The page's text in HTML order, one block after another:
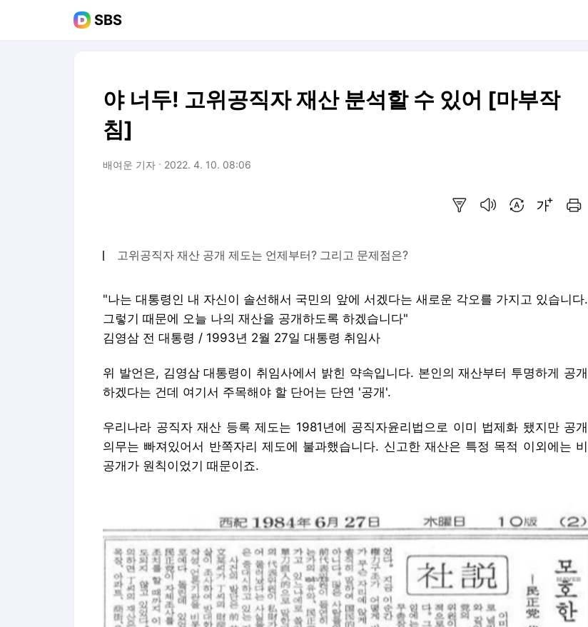
SBS
야 너두! 고위공직자 재산 분석할 수 있어 [마부작
침]
배여운 기자 2022. 4. 10. 08:06
고위공직자 재산 공개 제도는 언제부터? 그리고 문제점은?
"나는 대통령인 내 자신이 솔선해서 국민의 앞에 서겠다는 새로운 각오를 가지고 있습니다.
그렇기 때문에 오늘 나의 재산을 공개하도록 하겠습니다"
김영삼 전 대통령 / 1993년 2월 27일 대통령 취임사
위 발언은, 김영삼 대통령이 취임사에서 밝힌 약속입니다. 본인의 재산부터 투명하게 공개
하겠다는 건데 여기서 주목해야 할 단어는 단연 '공개'.
우리나라 공직자 재산 등록 제도는 1981년에 공직자윤리법으로 이미 법제화 됐지만 공개
의무는 빠져있어서 반쪽자리 제도에 불과했습니다. 신고한 재산은 특정 목적 이외에는 비
공개가 원칙이었기 때문이죠.